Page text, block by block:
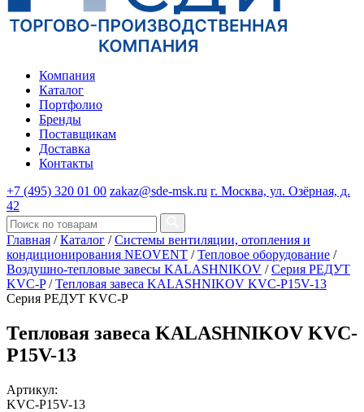
Компания
Каталог
Портфолио
Бренды
Поставщикам
Доставка
Контакты
+7 (495) 320 01 00 zakaz@sde-msk.ru г. Москва, ул. Озёрная, д.
42
Главная / Каталог / Системы вентиляции, отопления и
кондиционирования NEOVENT / Тепловое оборудование /
Воздушно-тепловые завесы KALASHNIKOV / Серия РЕДУТ
KVC-P / Тепловая завеса KALASHNIKOV KVC-P15V-13
Серия РЕДУТ KVC-P
Тепловая завеса KALASHNIKOV KVC-
P15V-13
Артикул:
KVC-P15V-13